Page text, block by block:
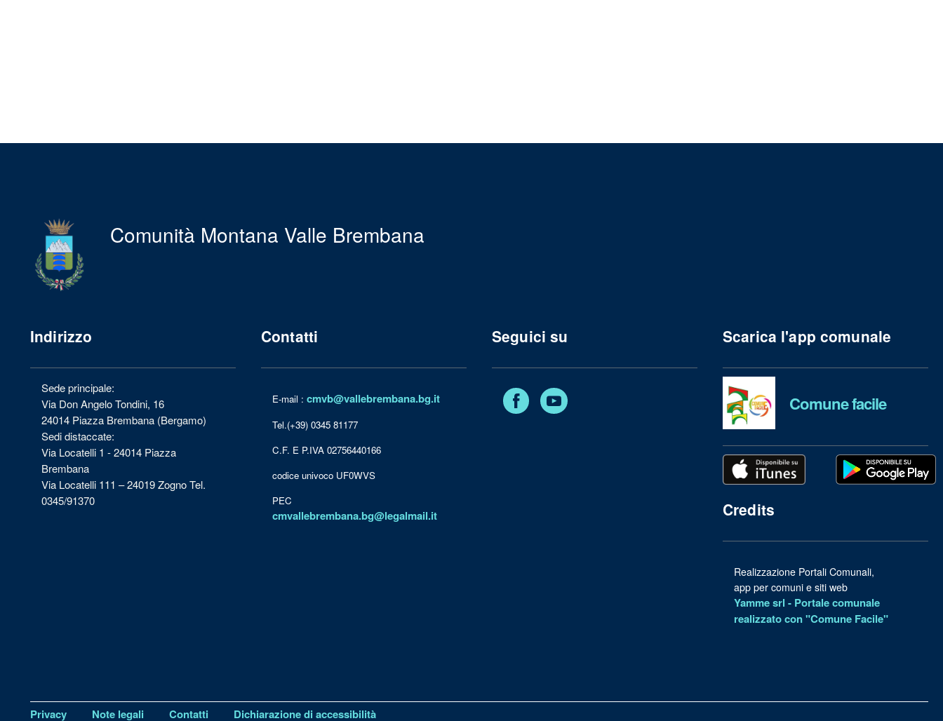
Comunità Montana Valle Brembana
Indirizzo
Sede principale:
Via Don Angelo Tondini, 16
24014 Piazza Brembana (Bergamo)
Sedi distaccate:
Via Locatelli 1 - 24014 Piazza
Brembana
Via Locatelli 111 – 24019 Zogno Tel.
0345/91370
Contatti
E-mail : cmvb@vallebrembana.bg.it
Tel.(+39) 0345 81177
C.F. E P.IVA 02756440166
codice univoco UF0WVS
PEC
cmvallebrembana.bg@legalmail.it
Seguici su
Facebook
Scarica l'app comunale
Comune facile
Credits
Realizzazione Portali Comunali,
app per comuni e siti web
Yamme srl - Portale comunale
realizzato con "Comune Facile"
Privacy Note legali Contatti Dichiarazione di accessibilità